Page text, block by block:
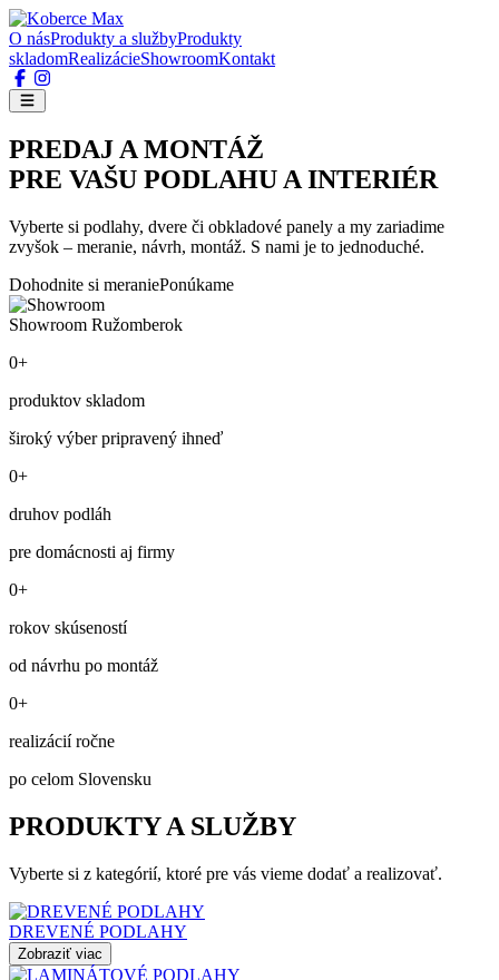
O násProdukty a službyProdukty
skladomRealizácieShowroomKontakt
PREDAJ A MONTÁŽ
PRE VAŠU PODLAHU A INTERIÉR
Vyberte si podlahy, dvere či obkladové panely a my zariadime
zvyšok – meranie, návrh, montáž. S nami je to jednoduché.
Dohodnite si meraniePonúkame
Showroom Ružomberok
0+
produktov skladom
široký výber pripravený ihneď
0+
druhov podláh
pre domácnosti aj firmy
0+
rokov skúseností
od návrhu po montáž
0+
realizácií ročne
po celom Slovensku
PRODUKTY A SLUŽBY
Vyberte si z kategórií, ktoré pre vás vieme dodať a realizovať.
DREVENÉ PODLAHY
Zobraziť viac